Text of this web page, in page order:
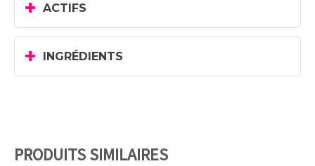
ACTIFS
INGRÉDIENTS
PRODUITS SIMILAIRES